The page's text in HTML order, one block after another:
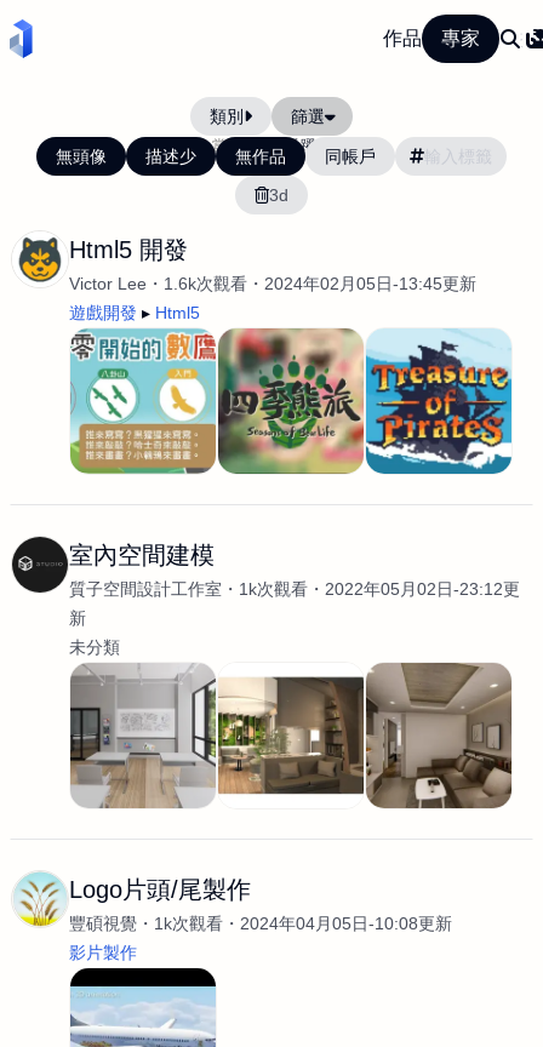
作品 專家
類別 篩選
當前排序: 活躍度
無頭像 描述少 無作品
同帳戶
3d
Html5 開發
Victor Lee 1.6k次觀看
2024年02月05日-13:45更新
遊戲開發
Html5
室內空間建模
質子空間設計工作室 1k次觀看
2022年05月02日-23:12更
新
未分類
Logo片頭/尾製作
豐碩視覺 1k次觀看
2024年04月05日-10:08更新
影片製作